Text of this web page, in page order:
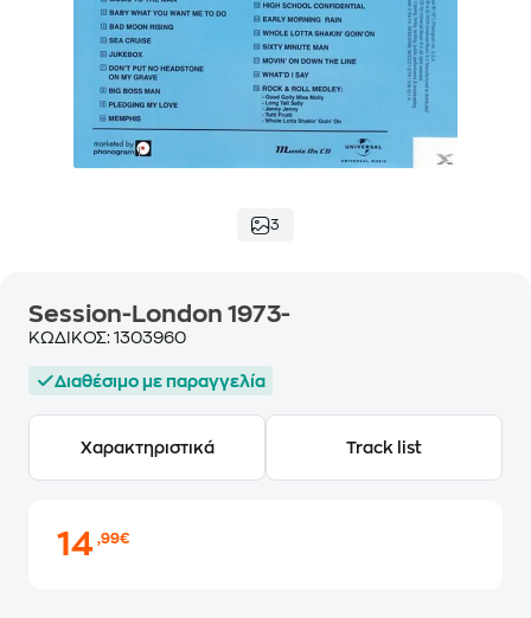
3
Session-London 1973-
ΚΩΔΙΚΟΣ: 1303960
Διαθέσιμο με παραγγελία
Χαρακτηριστικά Track list
14,99€